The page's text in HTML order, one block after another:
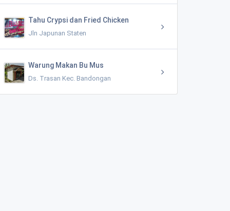
Tahu Crypsi dan Fried Chicken
Jln Japunan Staten
Warung Makan Bu Mus
Ds. Trasan Kec. Bandongan